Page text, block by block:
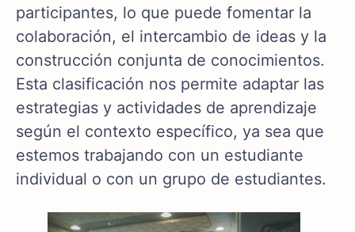
participantes, lo que puede fomentar la
colaboración, el intercambio de ideas y la
construcción conjunta de conocimientos.
Esta clasificación nos permite adaptar las
estrategias y actividades de aprendizaje
según el contexto específico, ya sea que
estemos trabajando con un estudiante
individual o con un grupo de estudiantes.